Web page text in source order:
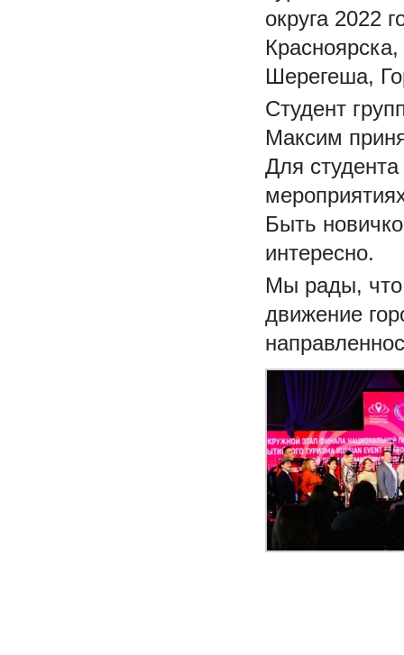
округа 2022
Шерегеша,
Студент
Максим
Для
Быть
интересно.
Мы рады, что
движение